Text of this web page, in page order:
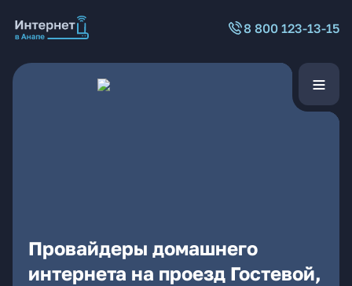
8 800 123-13-15
Провайдеры домашнего
интернета на проезд Гостевой,